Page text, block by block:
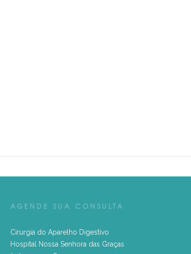
AGENDE SUA CONSULTA
Cirurgia do Aparelho Digestivo
Hospital Nossa Senhora das Graças